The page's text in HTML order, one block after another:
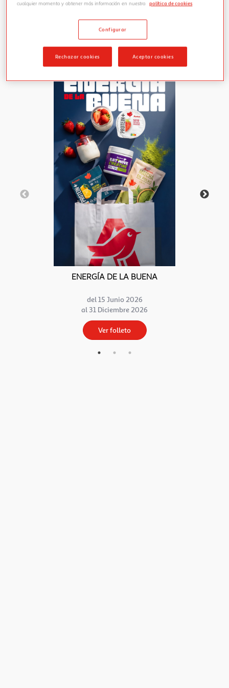
cualquier momento y obtener más información en nuestra
política de cookies
Configurar
Rechazar cookies Aceptar cookies